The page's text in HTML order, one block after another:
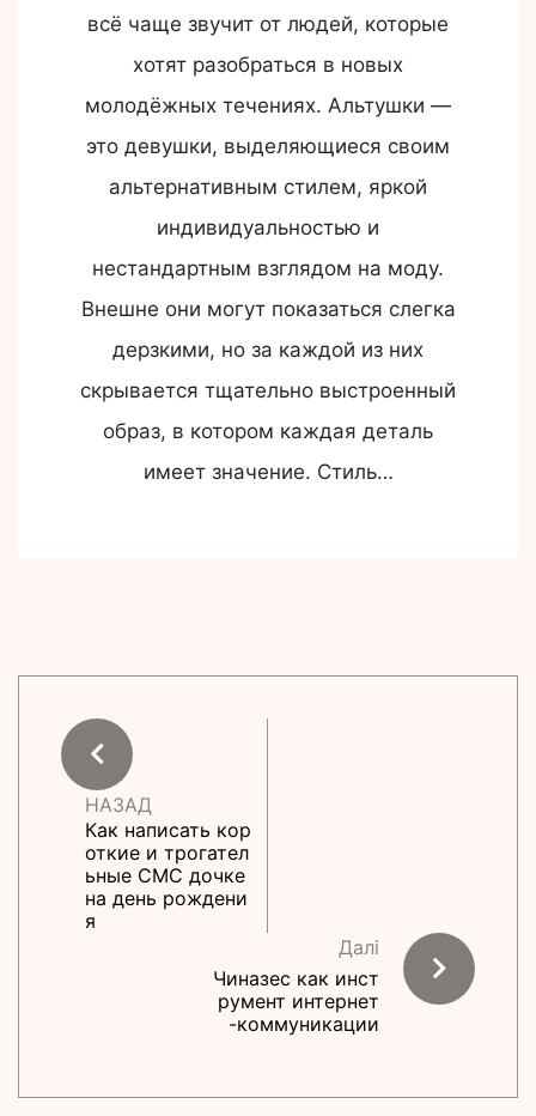
всё чаще звучит от людей, которые
хотят разобраться в новых
молодёжных течениях. Альтушки —
это девушки, выделяющиеся своим
альтернативным стилем, яркой
индивидуальностью и
нестандартным взглядом на моду.
Внешне они могут показаться слегка
дерзкими, но за каждой из них
скрывается тщательно выстроенный
образ, в котором каждая деталь
имеет значение. Стиль…
НАЗАД
Как написать кор
откие и трогател
ьные СМС дочке
на день рождени
я
Далі
Чиназес как инст
румент интернет
-коммуникации